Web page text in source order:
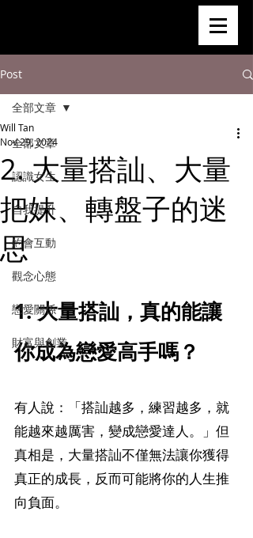
Post
全部文章
認識女生
自我提升
約會互動
觀念心態
戀愛關係
財富與創業
全部文章
2. 大量搭訕、大量
把妹、轉盤子的迷
思
Will Tan
Nov 29, 2024
1. 大量搭訕，真的能讓
你成為戀愛高手嗎？
有人說：「搭訕越多，練習越多，就
能越來越厲害，變成戀愛達人。」但
真相是，大量搭訕不僅無法讓你獲得
真正的成長，反而可能將你的人生推
向負面。